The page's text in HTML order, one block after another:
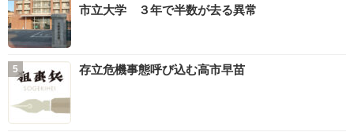
市立大学 ３年で半数が去る異常
存立危機事態呼び込む高市早苗